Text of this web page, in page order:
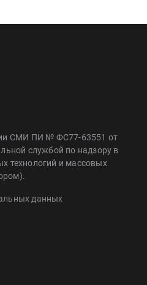
СМИ ПИ № ФС77-63551 от
службой по надзору в
технологий и массовых
данных